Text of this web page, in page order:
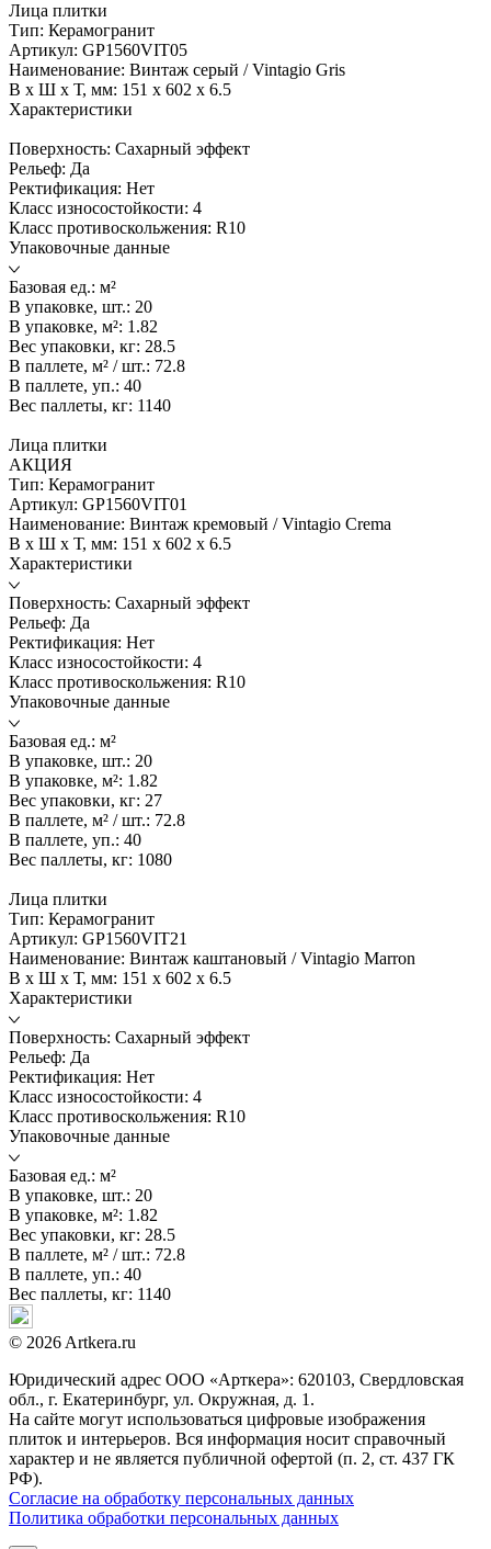
Лица плитки
Тип: Керамогранит
Артикул: GP1560VIT05
Наименование: Винтаж серый / Vintagio Gris
В x Ш x Т, мм: 151 x 602 x 6.5
Характеристики
Поверхность: Сахарный эффект
Рельеф: Да
Ректификация: Нет
Класс износостойкости: 4
Класс противоскольжения: R10
Упаковочные данные
Базовая ед.: м²
В упаковке, шт.: 20
В упаковке, м²: 1.82
Вес упаковки, кг: 28.5
В паллете, м² / шт.: 72.8
В паллете, уп.: 40
Вес паллеты, кг: 1140
Лица плитки
АКЦИЯ
Тип: Керамогранит
Артикул: GP1560VIT01
Наименование: Винтаж кремовый / Vintagio Crema
В x Ш x Т, мм: 151 x 602 x 6.5
Характеристики
Поверхность: Сахарный эффект
Рельеф: Да
Ректификация: Нет
Класс износостойкости: 4
Класс противоскольжения: R10
Упаковочные данные
Базовая ед.: м²
В упаковке, шт.: 20
В упаковке, м²: 1.82
Вес упаковки, кг: 27
В паллете, м² / шт.: 72.8
В паллете, уп.: 40
Вес паллеты, кг: 1080
Лица плитки
Тип: Керамогранит
Артикул: GP1560VIT21
Наименование: Винтаж каштановый / Vintagio Marron
В x Ш x Т, мм: 151 x 602 x 6.5
Характеристики
Поверхность: Сахарный эффект
Рельеф: Да
Ректификация: Нет
Класс износостойкости: 4
Класс противоскольжения: R10
Упаковочные данные
Базовая ед.: м²
В упаковке, шт.: 20
В упаковке, м²: 1.82
Вес упаковки, кг: 28.5
В паллете, м² / шт.: 72.8
В паллете, уп.: 40
Вес паллеты, кг: 1140
© 2026 Artkera.ru
Юридический адрес ООО «Арткера»: 620103, Свердловская
обл., г. Екатеринбург, ул. Окружная, д. 1.
На сайте могут использоваться цифровые изображения
плиток и интерьеров. Вся информация носит справочный
характер и не является публичной офертой (п. 2, ст. 437 ГК
РФ).
Согласие на обработку персональных данных
Политика обработки персональных данных